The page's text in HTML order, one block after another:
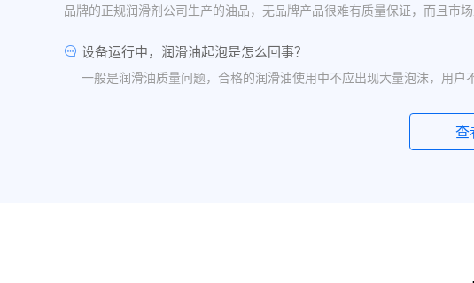
品牌的正规润滑剂公司生产的油品，无品牌产品很难有质量保证，而且市
设备运行中，润滑油起泡是怎么回事？
一般是润滑油质量问题，合格的润滑油使用中不应出现大量泡沫，用
答：一般情况下油品发白是由于油箱进水后造成的，是乳化现象，应
查